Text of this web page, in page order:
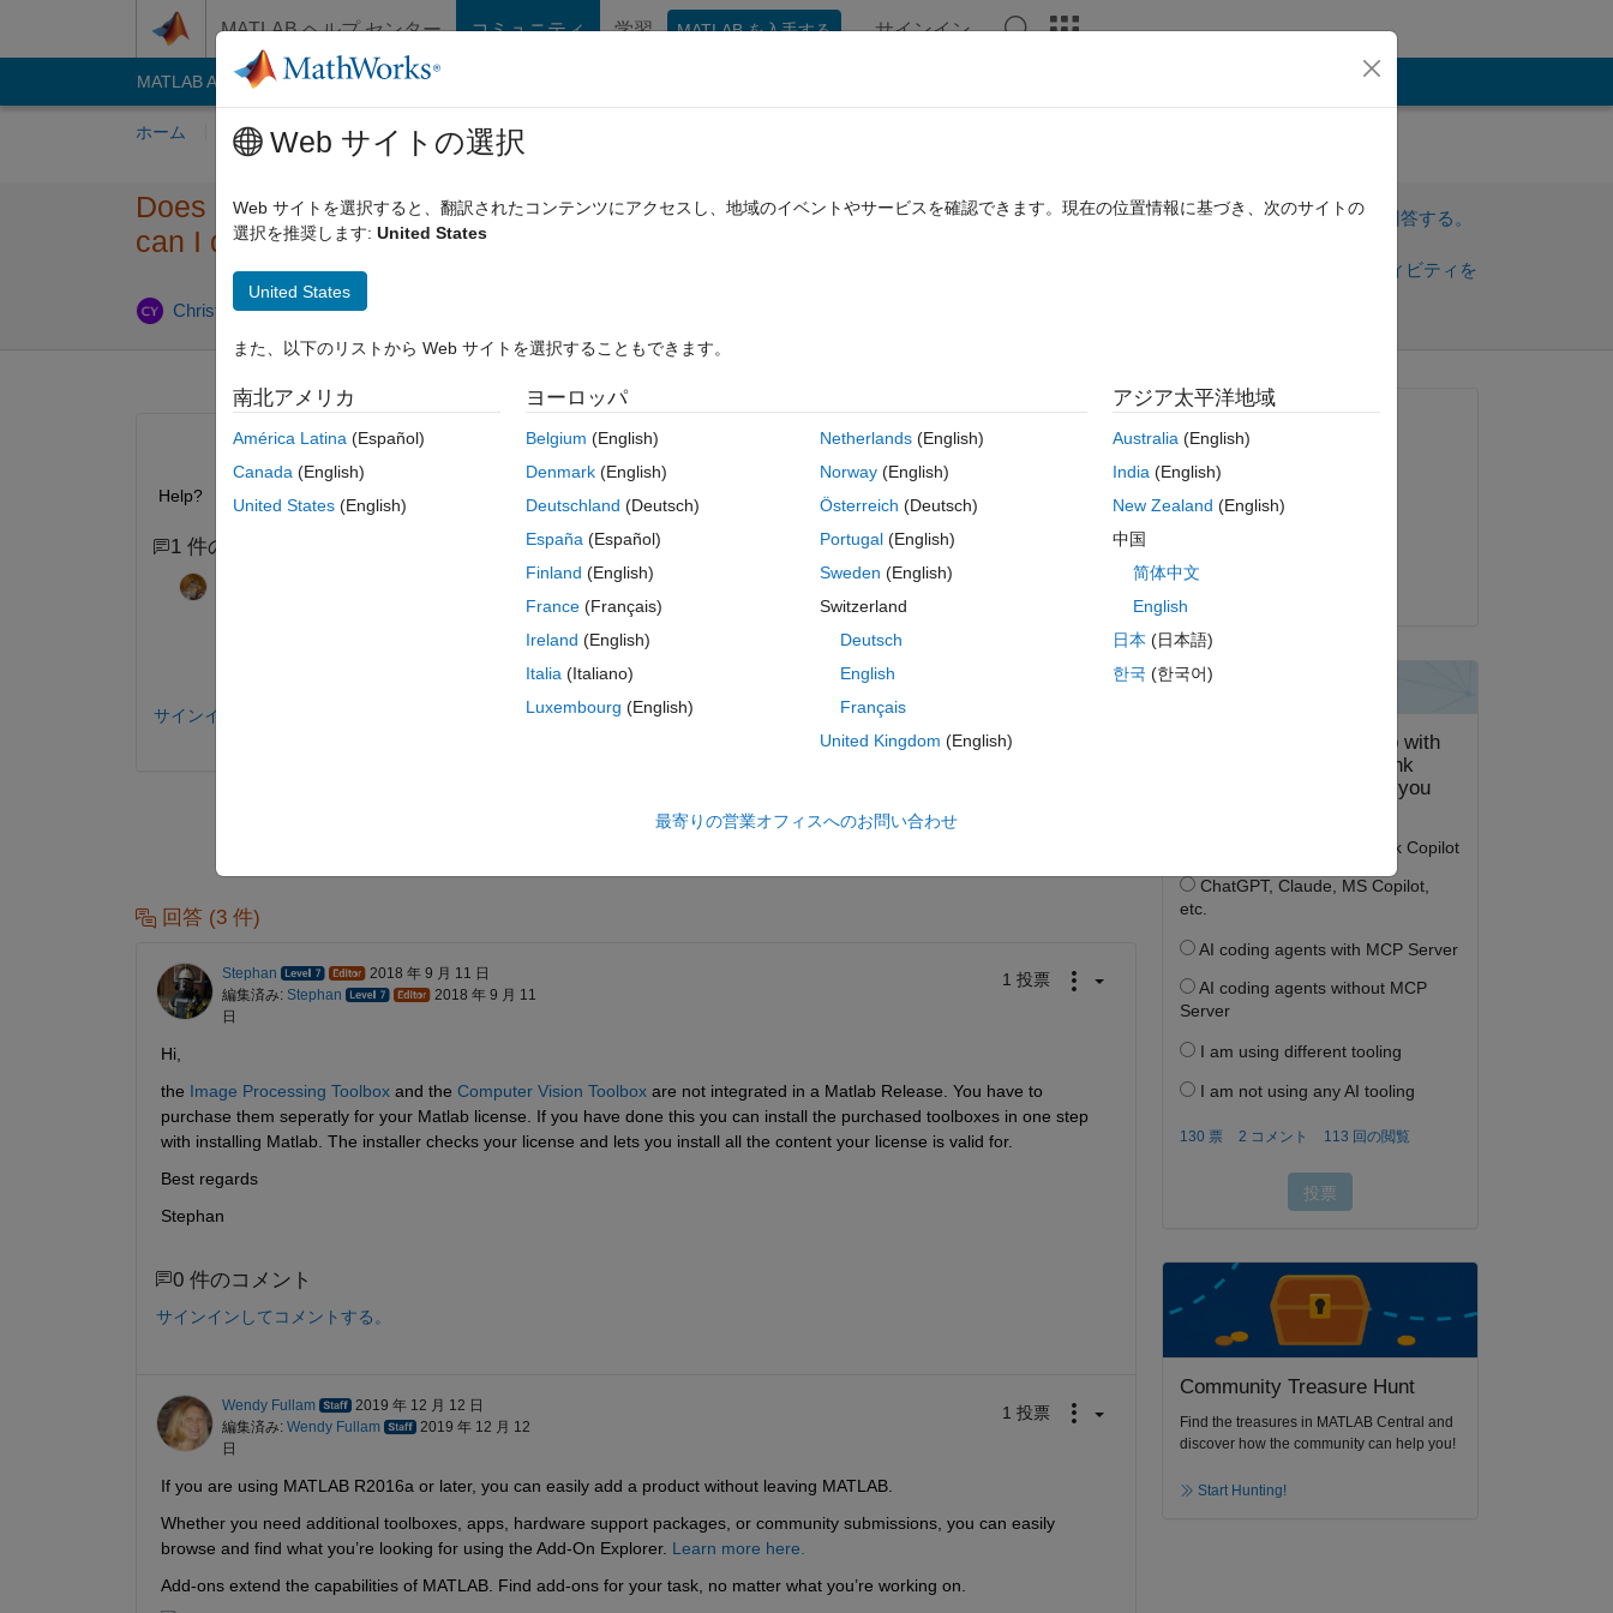
MATLAB ヘルプ センター コミュニティ 学習 MATLAB を入手する サインイン
MATLAB Answers File Exchange
ホーム 質問する 回答 閲覧 MATLAB に関する FAQ
Does MatLab 2018b come with the Image Processing Toolbox? If not, how
can I download it and the Computer Vision System Toolbox?
Christian Yost 2018 9 月 10
サインインしてこの質問に回答する。
サインインしてアクティビティを
Help?
1 件のコメント
2018 年 9 月 11 日
R2018b has not been released, so we cannot disclose i information about licensing changes that might or might not
サインインしてコメントする。
サインインしてこの質問に回答する。
回答 (3 件)
Stephan
2018 年 9 月 11 日
編集済み: Stephan
2018 年 9 月 11
日
1 投票
Hi,
the Image Processing Toolbox and the Computer Vision Toolbox are not integrated in a Matlab Release. You have to
purchase them seperatly for your Matlab license. If you have done this you can install the purchased toolboxes in one step
with installing Matlab. The installer checks your license and lets you install all the content your license is valid for.
Best regards
Stephan
0 件のコメント
サインインしてコメントする。
Wendy Fullam
2019 年 12 月 12 日
編集済み: Wendy Fullam
2019 年 12 月 12
日
1 投票
If you are using MATLAB R2016a or later, you can easily add a product without leaving MATLAB.
Whether you need additional toolboxes, apps, hardware support packages, or community submissions, you can easily
browse and find what you’re looking for using the Add-On Explorer. Learn more here.
Add-ons extend the capabilities of MATLAB. Find add-ons for your task, no matter what you’re working on.
2018 年 9 月 10 日
Community Treasure Hunt
Find the treasures in MATLAB Central and
discover how the community can help you!
Start Hunting!
Web サイトの選択
Web サイトを選択すると、翻訳されたコンテンツにアクセスし、地域のイベントやサービスを確認できます。現在の位置情報に基づき、次のサイトの
選択を推奨します: United States
United States
また、以下のリストから Web サイトを選択することもできます。
南北アメリカ
América Latina (Español)
Canada (English)
United States (English)
ヨーロッパ
Belgium (English)
Denmark (English)
Deutschland (Deutsch)
España (Español)
Finland (English)
France (Français)
Ireland (English)
Italia (Italiano)
Luxembourg (English)
Netherlands(English)
Norway(English)
Österreich (Deutsch)
Portugal(English)
Sweden (English)
Switzerland
Deutsch
English
Français
United Kingdom (English)
アジア太平洋地域
Australia(English)
India(English)
New Zealand (English)
中国
简体中文
English
日本 (日本語)
한국 (한국어)
最寄りの営業オフィスへのお問い合わせ